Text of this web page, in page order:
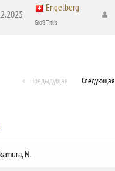
Engelberg
Groß Titlis
Предыдущая Следующая
N.